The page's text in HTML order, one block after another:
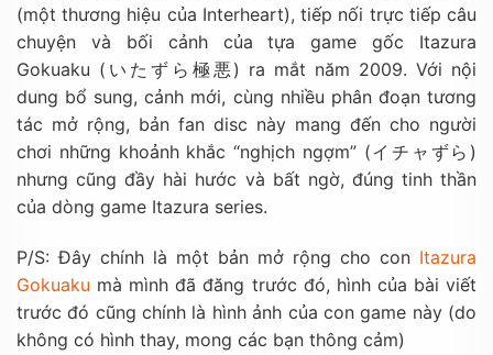
(một thương hiệu của Interheart), tiếp nối trực tiếp câu
chuyện và bối cảnh của tựa game gốc Itazura
Gokuaku (いたずら極悪) ra mắt năm 2009. Với nội
dung bổ sung, cảnh mới, cùng nhiều phân đoạn tương
tác mở rộng, bản fan disc này mang đến cho người
chơi những khoảnh khắc “nghịch ngợm” (イチャずら)
nhưng cũng đầy hài hước và bất ngờ, đúng tinh thần
của dòng game Itazura series.
P/S: Đây chính là một bản mở rộng cho con Itazura
Gokuaku mà mình đã đăng trước đó, hình của bài viết
trước đó cũng chính là hình ảnh của con game này (do
không có hình thay, mong các bạn thông cảm)